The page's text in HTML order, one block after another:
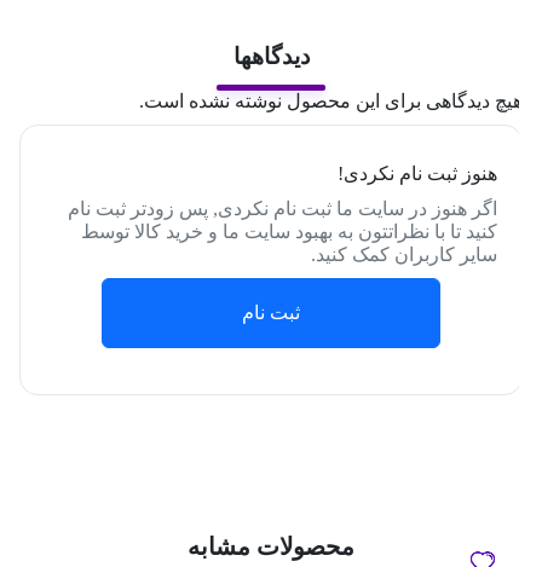
دیدگاهها
دیدگاهی برای این محصول نوشته نشده است.
هنوز ثبت نام نکردی!
اگر هنوز در سایت ما ثبت نام نکردی, پس زودتر ثبت نام
کنید تا با نظراتتون به بهبود سایت ما و خرید کالا توسط
سایر کاربران کمک کنید.
ثبت نام
محصولات مشابه